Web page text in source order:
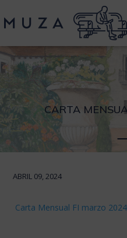
CARTA
ABRIL 09, 2024
Carta Mensual FI marzo 2024